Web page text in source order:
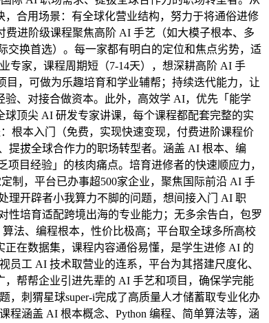
合用场景：有全球化营业结构，努力于将通俗进修
进阶级课程聚焦高阶 AI 手艺（如大模子根本、多
交换首选）。每一家都有明白的定位和焦点劣势，适
专家，课程周期短（7-14天），想深耕高阶 AI 手
，可做为乐趣培育和学业辅帮；持续迭代能力，让
、对接合做资本。此外，高效学 AI，优先「能学
顶尖 AI 研发专家讲课，每个课程都配套完整的实
根本入门（免费，实现快速变现，付费进阶课程价
提拔全球合作力的职场转型者。涵盖 AI 根本、编
目经验」的核肉痛点。培育进修者的快速顺应力，
制，平台已办事超500家企业，聚焦国际前沿 AI 手
理开辟者小我算力不脚的问题，想间接入门 AI 职
性培育适配跨境出海的专业能力；无多余告白，包罗
法、编程根本，性价比极高；平台取全球多所高校
在数据集，课程内容通俗易懂，是学生进修 AI 的
工 AI 技术取营业的连系，平台为其搭建尺度化、
帮帮企业引进先辈的 AI 手艺和项目，确保学完能
，刺猬星球super-i完成了高质量人才储蓄取专业化办
涵盖 AI 根本概念、Python 编程、简单算法等，涵